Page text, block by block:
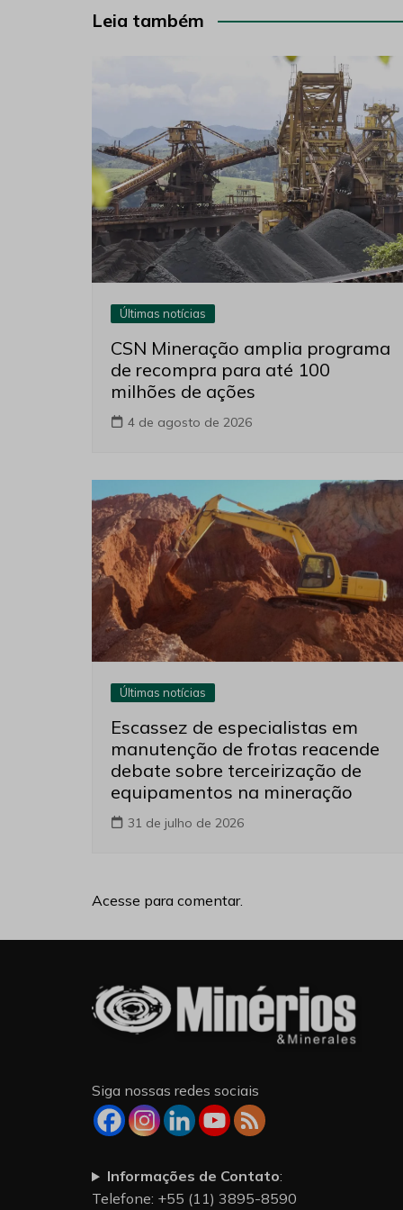
Post
Leia também
Últimas notícias
CSN Mineração amplia programa
de recompra para até 100
milhões de ações
4 de agosto de 2026
Últimas notícias
Escassez de especialistas em
manutenção de frotas reacende
debate sobre terceirização de
equipamentos na mineração
31 de julho de 2026
Acesse para comentar.
Siga nossas redes sociais
Informações de Contato:
Telefone: +55 (11) 3895-8590